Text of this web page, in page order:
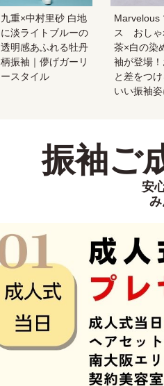
九重×中村里砂 白地
に淡ライトブルーの
透明感あふれる牡丹
柄振袖｜儚げガーリ
ースタイル
Marvelous
ス おしゃ
茶×白の染
袖が登場
と差をつ
いい振袖姿
振袖ご
安